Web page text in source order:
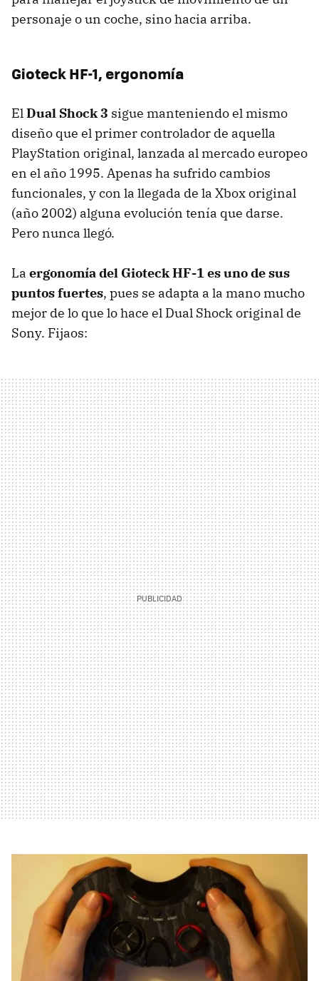
personaje o un coche, sino hacia arriba.
Gioteck HF-1, ergonomía
ElDual Shock 3 sigue manteniendo el mismo
diseño que el primer controlador de aquella
PlayStation original, lanzada al mercado europeo
en el año 1995. Apenas ha sufrido cambios
funcionales, y con la llegada de la Xbox original
(año 2002) alguna evolución tenía que darse.
Pero nunca llegó.
La ergonomía del Gioteck HF-1 es uno de sus
puntos fuertes, pues se adapta a la mano mucho
mejor de lo que lo hace el Dual Shock original de
Sony. Fijaos: